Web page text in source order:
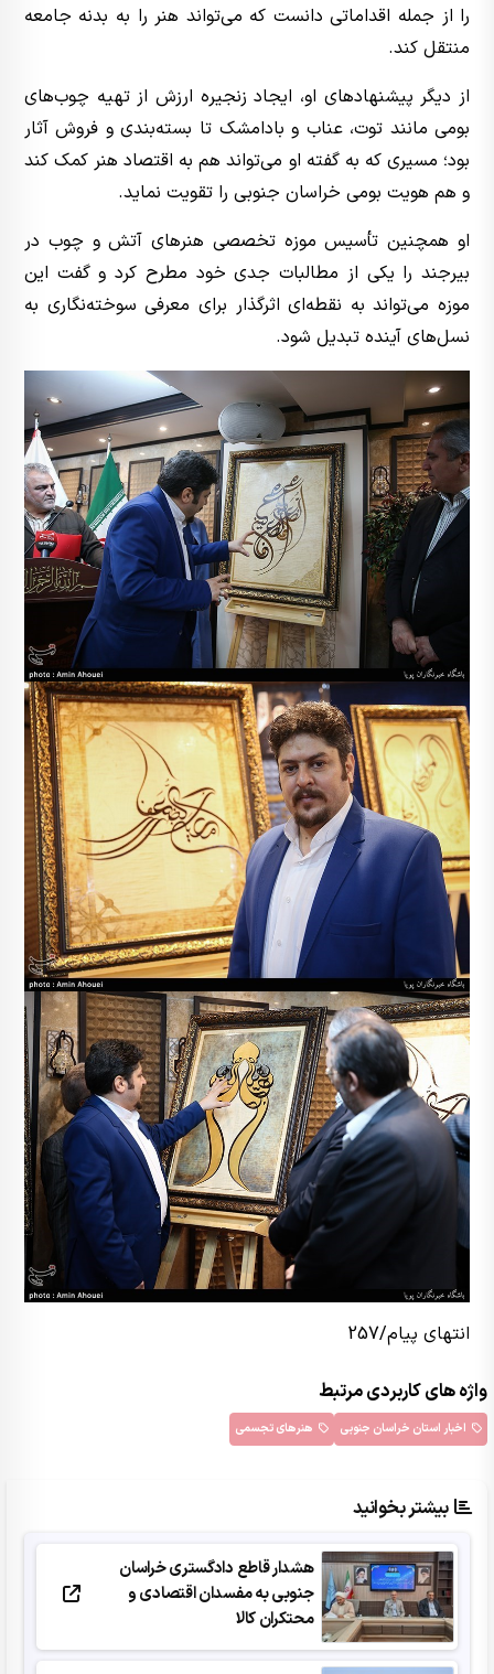
را از جمله اقداماتی دانست که می‌تواند هنر را به بدنه جامعه
منتقل کند.
از دیگر پیشنهادهای او، ایجاد زنجیره ارزش از تهیه چوب‌های
بومی مانند توت، عناب و بادامشک تا بسته‌بندی و فروش آثار
بود؛ مسیری که به گفته او می‌تواند هم به اقتصاد هنر کمک کند
و هم هویت بومی خراسان جنوبی را تقویت نماید.
او همچنین تأسیس موزه تخصصی هنرهای آتش و چوب در
بیرجند را یکی از مطالبات جدی خود مطرح کرد و گفت این
موزه می‌تواند به نقطه‌ای اثرگذار برای معرفی سوخته‌نگاری به
نسل‌های آینده تبدیل شود.
انتهای پیام/257
واژه های کاربردی مرتبط
اخبار استان خراسان جنوبی هنرهای تجسمی
بیشتر بخوانید
هشدار قاطع دادگستری خراسان
جنوبی به مفسدان اقتصادی و
محتکران کالا